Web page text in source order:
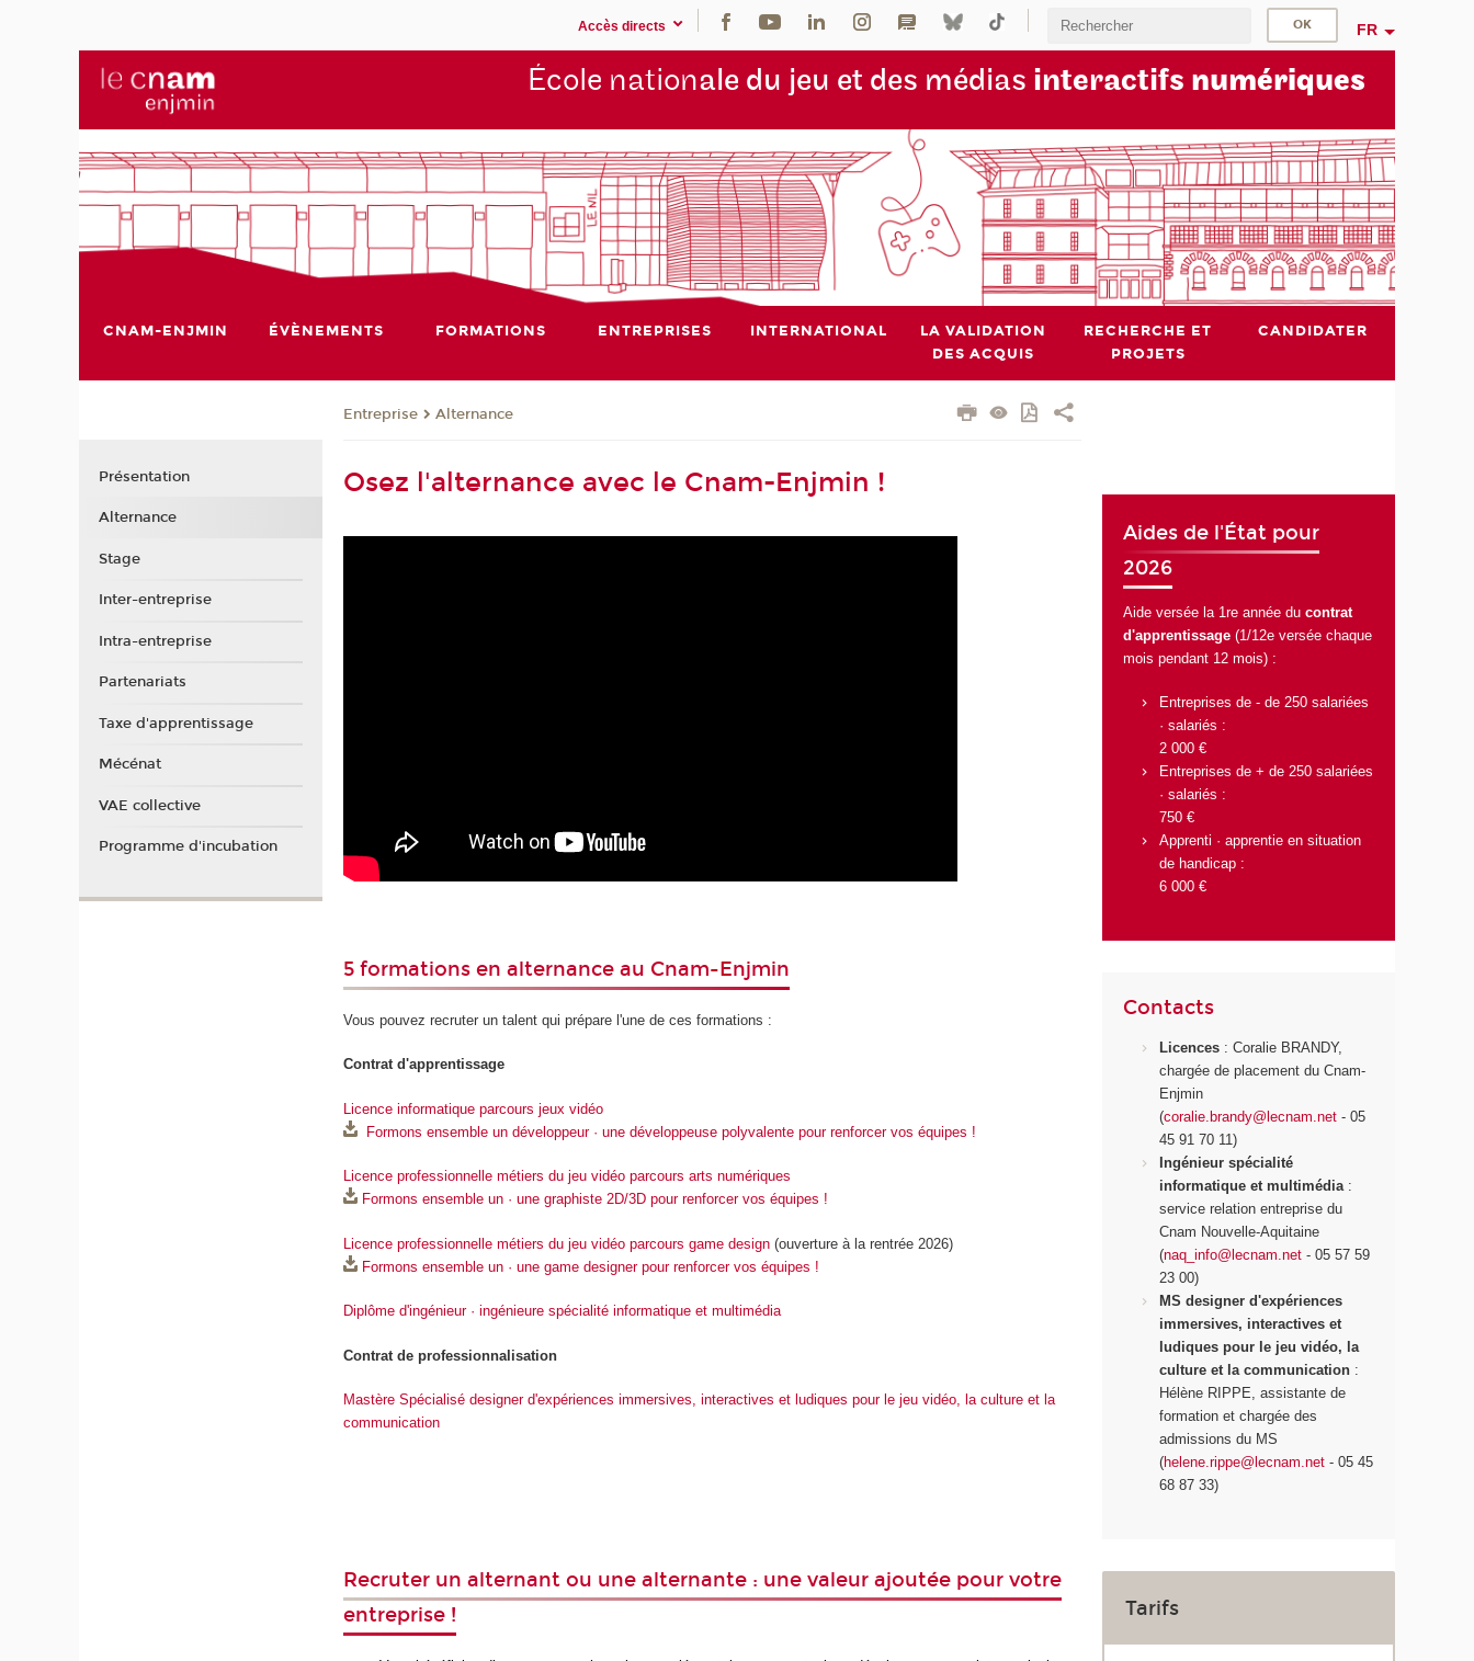
Accès directs FR
École nationale du jeu et des médias interactifs numériques
CNAM-ENJMIN ÉVÈNEMENTS FORMATIONS ENTREPRISES INTERNATIONAL
LA VALIDATION
DES ACQUIS
RECHERCHE ET
PROJETS
CANDIDATER
Entreprise Alternance
Osez l'alternance avec le Cnam-Enjmin !
5 formations en alternance au Cnam-Enjmin
Vous pouvez recruter un talent qui prépare l'une de ces formations :
Contrat d'apprentissage
Licence informatique parcours jeux vidéo
Formons ensemble un développeur · une développeuse polyvalente pour renforcer vos équipes !
Licence professionnelle métiers du jeu vidéo parcours arts numériques
Formons ensemble un · une graphiste 2D/3D pour renforcer vos équipes !
Licence professionnelle métiers du jeu vidéo parcours game design (ouverture à la rentrée 2026)
Formons ensemble un · une game designer pour renforcer vos équipes !
Diplôme d'ingénieur · ingénieure spécialité informatique et multimédia
Contrat de professionnalisation
Mastère Spécialisé designer d'expériences immersives, interactives et ludiques pour le jeu vidéo, la culture et la
communication
Recruter un alternant ou une alternante : une valeur ajoutée pour votre
entreprise !
Aides de l'État pour
2026
Aide versée la 1re année ducontrat
d'apprentissage (1/12e versée chaque
mois pendant 12 mois) :
Entreprises de - de 250 salariées
· salariés :
2 000 €
Entreprises de + de 250 salariées
· salariés :
750 €
Apprenti · apprentie en situation
de handicap :
6 000 €
Contacts
Licences : Coralie BRANDY,
chargée de placement du Cnam-
Enjmin
(coralie.brandy@lecnam.net- 05
45 91 70 11)
Ingénieur spécialité
informatique et multimédia:
service relation entreprise du
Cnam Nouvelle-Aquitaine
(naq_info@lecnam.net- 05 57 59
23 00)
MS designer d'expériences
immersives, interactives et
ludiques pour le jeu vidéo, la
culture et la communication :
Hélène RIPPE, assistante de
formation et chargée des
admissions du MS
(helene.rippe@lecnam.net- 05 45
68 87 33)
Tarifs
Présentation
Alternance
Stage
Inter-entreprise
Intra-entreprise
Partenariats
Taxe d'apprentissage
Mécénat
VAE collective
Programme d'incubation